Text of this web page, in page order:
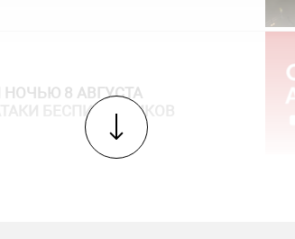
8 АВГУСТА
БЕСПИЛОТНИКОВ